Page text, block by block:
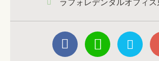
ラフォレデンタルオフィス